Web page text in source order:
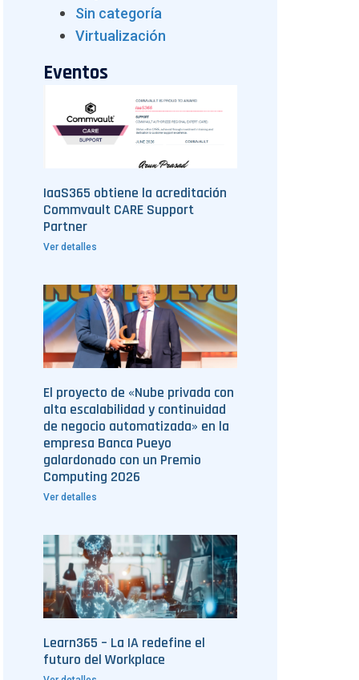
Sin categoría
Virtualización
Eventos
IaaS365 obtiene la acreditación
Commvault CARE Support
Partner
Ver detalles
El proyecto de «Nube privada con
alta escalabilidad y continuidad
de negocio automatizada» en la
empresa Banca Pueyo
galardonado con un Premio
Computing 2026
Ver detalles
Learn365 – La IA redefine el
futuro del Workplace